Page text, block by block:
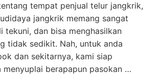
tempat penjual telur jangkrik,
jangkrik memang sangat
tekuni, dan bisa menghasilkan
tidak sedikit. Nah, untuk anda
dan sekitarnya, kami siap
menyuplai berapapun pasokan …